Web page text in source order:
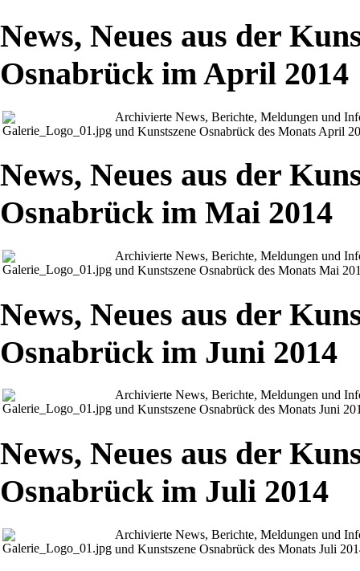
News, Neues aus der
Osnabrück im April 2014
Archivierte News, Berichte, Meldungen und
und Kunstszene Osnabrück des Monats April
News, Neues aus der
Osnabrück im Mai 2014
Archivierte News, Berichte, Meldungen und
und Kunstszene Osnabrück des Monats Mai
News, Neues aus der
Osnabrück im Juni 2014
Archivierte News, Berichte, Meldungen und
und Kunstszene Osnabrück des Monats Juni
News, Neues aus der
Osnabrück im Juli 2014
Archivierte News, Berichte, Meldungen und
und Kunstszene Osnabrück des Monats Juli